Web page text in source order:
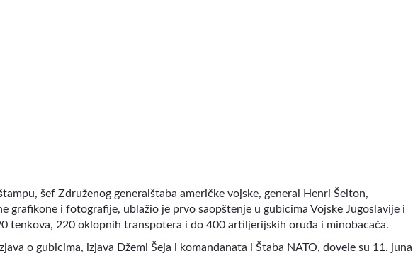
šef Združenog generalštaba američke vojske, general Henri Šelton,
grafikone i fotografije, ublažio je prvo saopštenje u gubicima Vojske Jugoslavije i
tenkova, 220 oklopnih transpotera i do 400 artiljerijskih oruđa i minobacača.
o gubicima, izjava Džemi Šeja i komandanata i Štaba NATO, dovele su 11. juna